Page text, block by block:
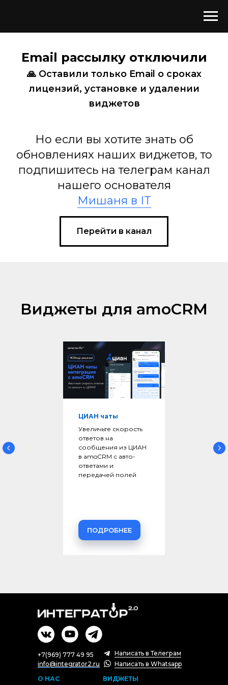
Email рассылку отключили
🙏 Оставили только Email о сроках
лицензий, установке и удалении
виджетов
Но если вы хотите знать об
обновлениях наших виджетов, то
подпишитесь на телеграм канал
нашего основателя
Мишаня в IT
Перейти в канал
Виджеты для amoCRM
ЦИАН чаты
Увеличьте скорость
ответов на
сообщения из ЦИАН
в amoCRM с авто-
ответами и
передачей полей
ПОДРОБНЕЕ
О НАС
+7(969) 777 49 95
info@integrator2.ru
Написать в Телеграм
Написать в Whatsapp
ВИДЖЕТЫ